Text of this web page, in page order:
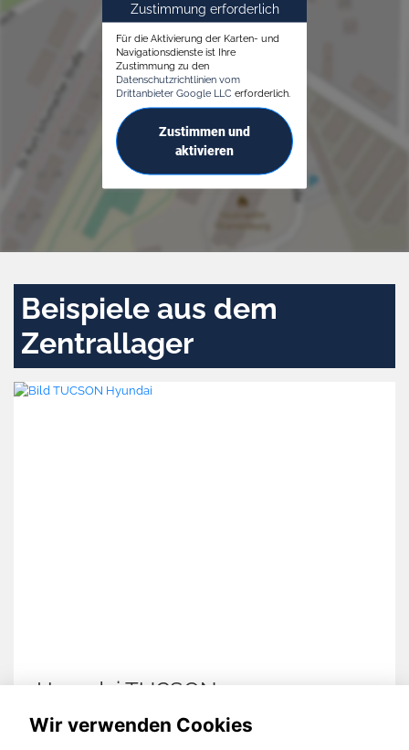
Zustimmung erforderlich
Für die Aktivierung der Karten- und
Navigationsdienste ist Ihre
Zustimmung zu den
Datenschutzrichtlinien vom
Drittanbieter Google LLC erforderlich.
Zustimmen und
aktivieren
Beispiele aus dem
Zentrallager
Hyundai TUCSON
Wir verwenden Cookies